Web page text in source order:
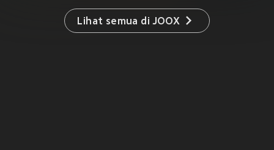
Lihat semua di JOOX